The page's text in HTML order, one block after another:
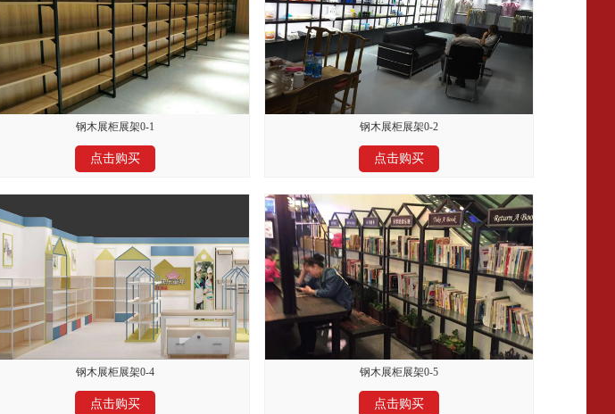
钢木展柜展架0-1
点击购买
钢木展柜展架0-2
点击购买
钢木展柜展架0-4
点击购买
钢木展柜展架0-5
点击购买